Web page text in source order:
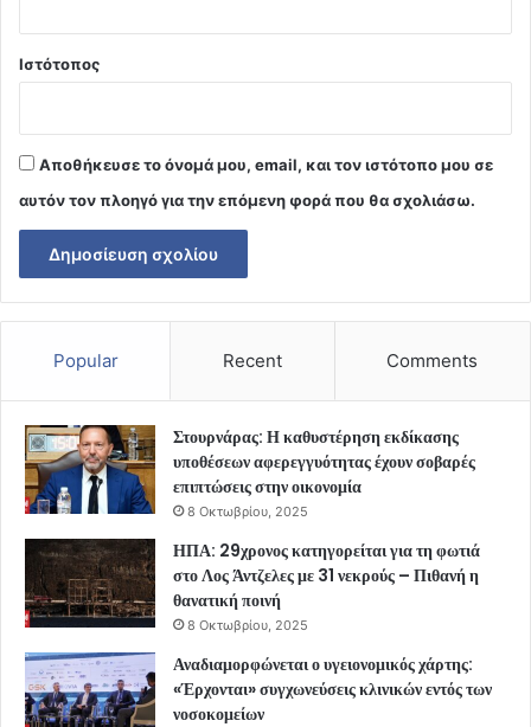
Ιστότοπος
Αποθήκευσε το όνομά μου, email, και τον ιστότοπο μου σε
αυτόν τον πλοηγό για την επόμενη φορά που θα σχολιάσω.
Popular Recent Comments
Στουρνάρας: Η καθυστέρηση εκδίκασης
υποθέσεων αφερεγγυότητας έχουν σοβαρές
επιπτώσεις στην οικονομία
8 Οκτωβρίου, 2025
ΗΠΑ: 29χρονος κατηγορείται για τη φωτιά
στο Λος Άντζελες με 31 νεκρούς – Πιθανή η
θανατική ποινή
8 Οκτωβρίου, 2025
Αναδιαμορφώνεται ο υγειονομικός χάρτης:
«Έρχονται» συγχωνεύσεις κλινικών εντός των
νοσοκομείων